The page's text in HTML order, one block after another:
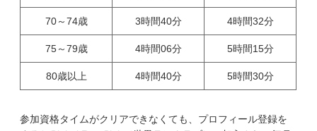
70～74歳 3時間40分 4時間32分
75～79歳 4時間06分 5時間15分
80歳以上 4時間40分 5時間30分
参加資格タイムがクリアできなくても、プロフィール登録を